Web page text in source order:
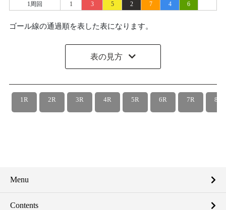
1周回
1 3 5 2 7 4 6
ゴール線の通過順を表した表になります。
表の見方
1R 2R 3R 4R 5R 6R 7R 8R
Menu
Contents